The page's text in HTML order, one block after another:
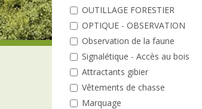
OUTILLAGE FORESTIER
OPTIQUE - OBSERVATION
Observation de la faune
Signalétique - Accès au bois
Attractants gibier
Vêtements de chasse
Marquage